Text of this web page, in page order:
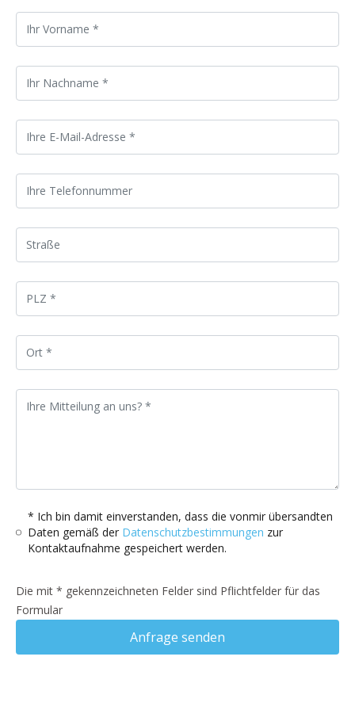
* Ich bin damit einverstanden, dass die vonmir übersandten
Daten gemäß der Datenschutzbestimmungen zur
Kontaktaufnahme gespeichert werden.
Die mit * gekennzeichneten Felder sind Pflichtfelder für das
Formular
Anfrage senden